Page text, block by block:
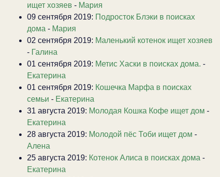
ищет хозяев - Мария
09 сентября 2019: Подросток Блэки в поисках
дома - Мария
02 сентября 2019: Маленький котенок ищет хозяев
- Галина
01 сентября 2019: Метис Хаски в поисках дома. -
Екатерина
01 сентября 2019: Кошечка Марфа в поисках
семьи - Екатерина
31 августа 2019: Молодая Кошка Кофе ищет дом -
Екатерина
28 августа 2019: Молодой пёс Тоби ищет дом -
Алена
25 августа 2019: Котенок Алиса в поисках дома -
Екатерина